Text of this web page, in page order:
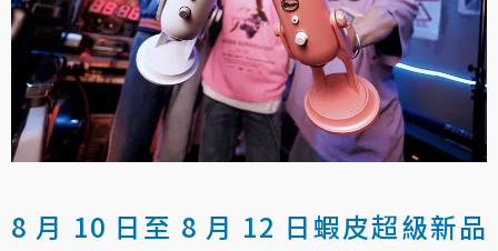
8 月 10 日至 8 月 12 日蝦皮超級新品